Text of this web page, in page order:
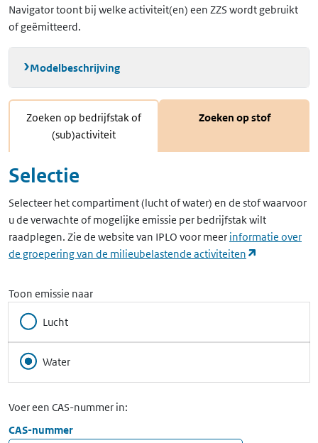
Navigator toont bij welke activiteit(en) een ZZS wordt gebruikt
of geëmitteerd.
Modelbeschrijving
Zoeken op bedrijfstak of
(sub)activiteit
Zoeken op stof
Selectie
Selecteer het compartiment (lucht of water) en de stof waarvoor
u de verwachte of mogelijke emissie per bedrijfstak wilt
raadplegen. Zie de website van IPLO voor meer informatie over
de groepering van de milieubelastende activiteiten
Toon emissie naar
Lucht
Water
Voer een CAS-nummer in:
CAS-nummer